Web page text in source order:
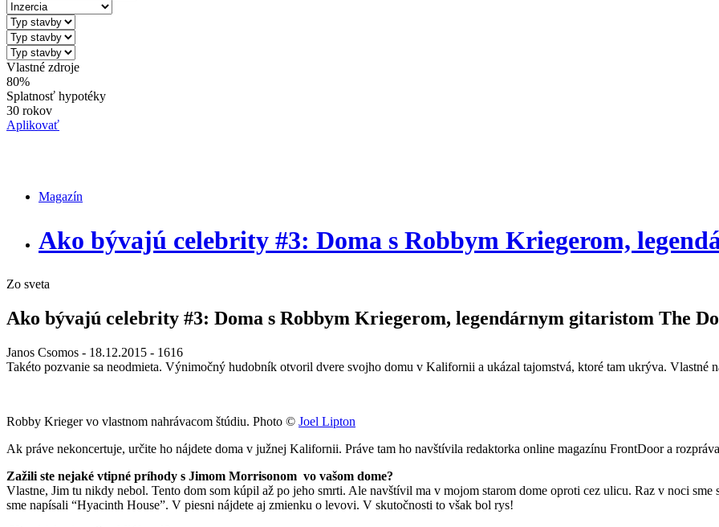
Vlastné zdroje
80%
Splatnosť hypotéky
30 rokov
Aplikovať
Magazín
Ako bývajú celebrity #3: Doma s Robbym Kriegerom,
Zo sveta
Ako bývajú celebrity #3: Doma s Robbym Kriegerom, legendárnym gitaristom The
Janos Csomos - 18.12.2015 - 1616
Takéto pozvanie sa neodmieta. Výnimočný hudobník otvoril dvere svojho domu v Kalifornii a ukázal tajomstvá, ktoré tam ukrýva. Vlastné
Robby Krieger vo vlastnom nahrávacom štúdiu. Photo © Joel Lipton
Ak práve nekoncertuje, určite ho nájdete doma v južnej Kalifornii. Práve tam ho navštívila redaktorka online magazínu FrontDoor a
Zažili ste nejaké vtipné príhody s Jimom Morrisonom vo vašom dome?
Vlastne, Jim tu nikdy nebol. Tento dom som kúpil až po jeho smrti. Ale navštívil ma v mojom starom dome oproti cez ulicu. Raz v noci
sme napísali “Hyacinth House”. V piesni nájdete aj zmienku o levovi. V skutočnosti to však bol rys!